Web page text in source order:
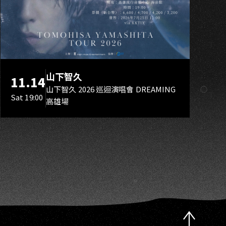
11.14
Sat 19:00
山下智久
山下智久 2026 巡迴演唱會 DREAMING
高雄場